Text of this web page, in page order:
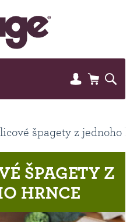
špagety z jednoho
ŠPAGETY Z
HRNCE